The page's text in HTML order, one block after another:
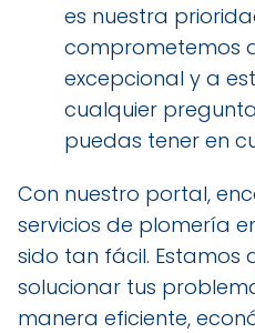
es nuestra
comprometemos
excepcional y a
cualquier
puedas tener en
Con nuestro portal,
servicios de plomería
sido tan fácil.
solucionar tus
manera eficiente,